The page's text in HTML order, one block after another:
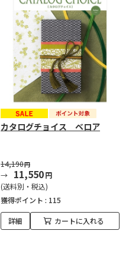
カタログチョイス ベロア
14,190円
11,550円
(送料別・税込)
獲得ポイント : 115
詳細 カートに入れる